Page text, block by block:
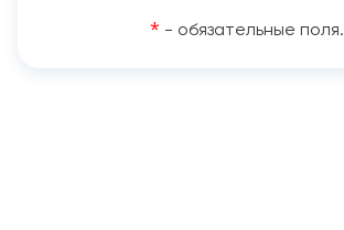
* - обязательные поля.